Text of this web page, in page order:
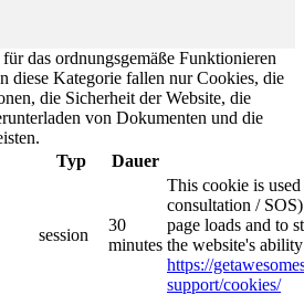
das ordnungsgemäße Funktionieren
diese Kategorie fallen nur Cookies, die
die Sicherheit der Website, die
von Dokumenten und die
Typ Dauer
session
30
minutes
This cookie is
consultation /
page loads and to
the website's
https://
support/cookies/